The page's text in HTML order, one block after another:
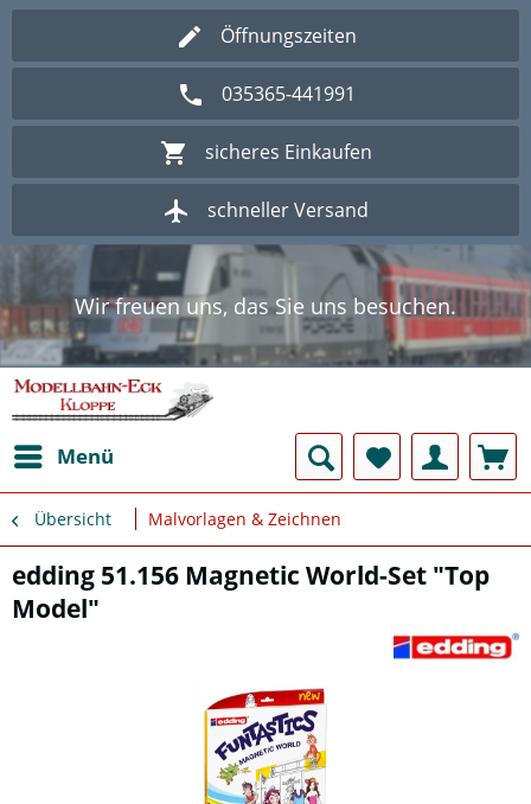
Öffnungszeiten
035365-441991
sicheres Einkaufen
schneller Versand
Wir freuen uns, das Sie uns besuchen.
Herzlich Willkommen im Onlineshop
Modellbahn - Eck Kloppe.
Wir freuen uns, das Sie uns besuchen.
Herzlich Willkommen im Onlineshop
Modellbahn - Eck Kloppe.
Menü
Übersicht Malvorlagen & Zeichnen
edding 51.156 Magnetic World-Set "Top
Model"